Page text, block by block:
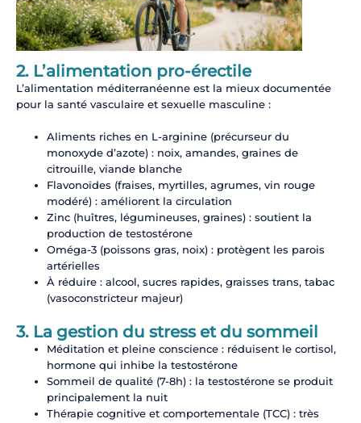
2. L’alimentation pro-érectile
L’alimentation méditerranéenne est la mieux documentée
pour la santé vasculaire et sexuelle masculine :
Aliments riches en L-arginine (précurseur du
monoxyde d’azote) : noix, amandes, graines de
citrouille, viande blanche
Flavonoïdes (fraises, myrtilles, agrumes, vin rouge
modéré) : améliorent la circulation
Zinc (huîtres, légumineuses, graines) : soutient la
production de testostérone
Oméga-3 (poissons gras, noix) : protègent les parois
artérielles
À réduire : alcool, sucres rapides, graisses trans, tabac
(vasoconstricteur majeur)
3. La gestion du stress et du sommeil
Méditation et pleine conscience : réduisent le cortisol,
hormone qui inhibe la testostérone
Sommeil de qualité (7-8h) : la testostérone se produit
principalement la nuit
Thérapie cognitive et comportementale (TCC) : très